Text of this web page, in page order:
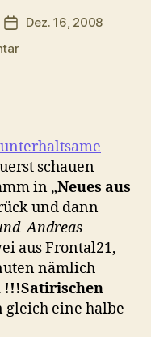
Veröffentlichungsdatum
Dez. 16, 2008
zu
16.12.
unterhaltsame
schauen
in „Neues aus
und dann
Andreas
aus Frontal21,
nämlich
!!!Satirischen
gleich eine halbe